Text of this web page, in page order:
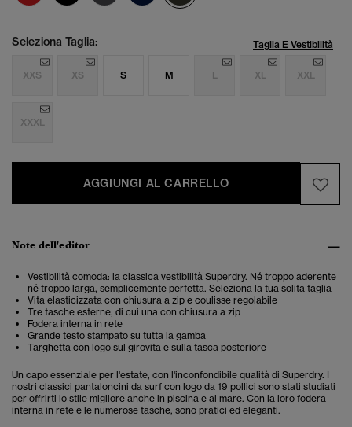
Seleziona Taglia: Taglia E Vestibilità
XXS XS S M L XL XXL
XXXL
AGGIUNGI AL CARRELLO
Note dell'editor
Vestibilità comoda: la classica vestibilità Superdry. Né troppo aderente
né troppo larga, semplicemente perfetta. Seleziona la tua solita taglia
Vita elasticizzata con chiusura a zip e coulisse regolabile
Tre tasche esterne, di cui una con chiusura a zip
Fodera interna in rete
Grande testo stampato su tutta la gamba
Targhetta con logo sul girovita e sulla tasca posteriore
Un capo essenziale per l'estate, con l'inconfondibile qualità di Superdry. I
nostri classici pantaloncini da surf con logo da 19 pollici sono stati studiati
per offrirti lo stile migliore anche in piscina e al mare. Con la loro fodera
interna in rete e le numerose tasche, sono pratici ed eleganti.